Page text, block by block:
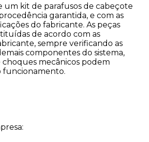
um kit de parafusos de cabeçote
garantida, e com as
do fabricante. As peças
de acordo com as
sempre verificando as
componentes do sistema,
mecânicos podem